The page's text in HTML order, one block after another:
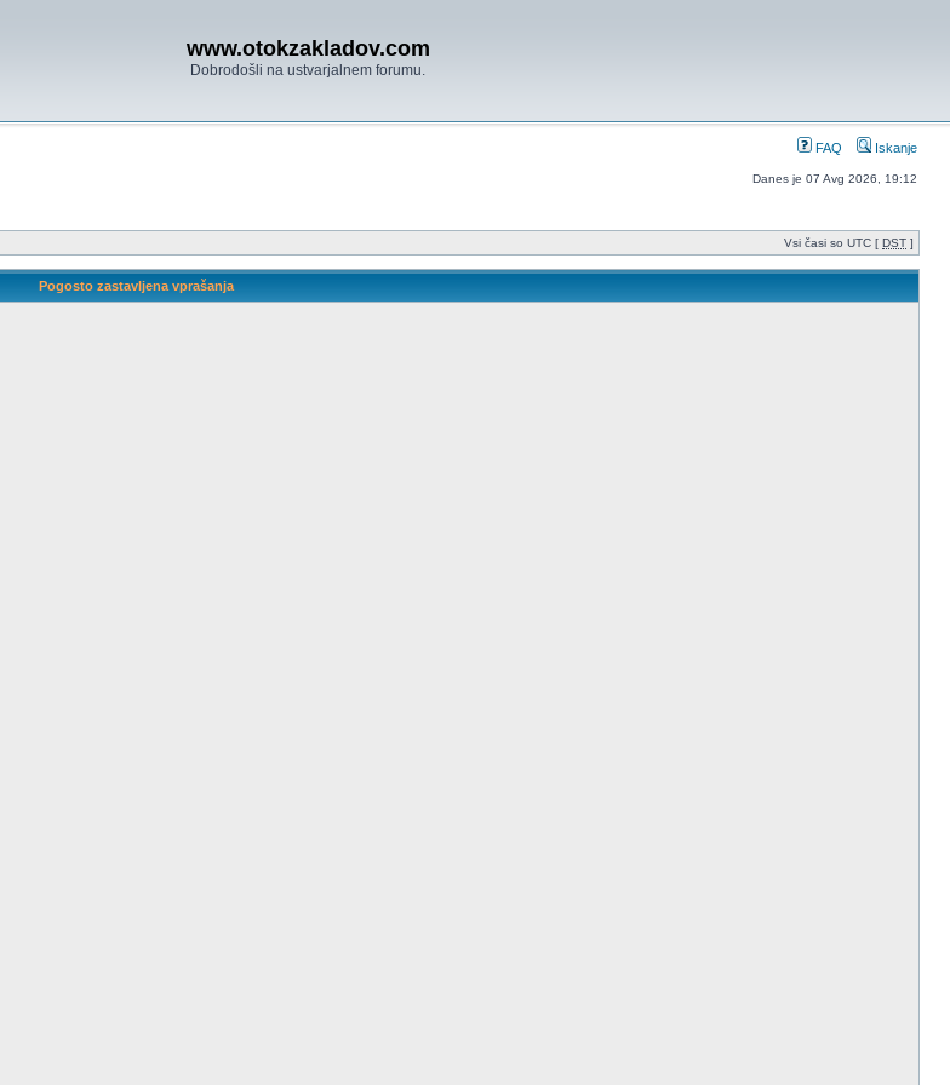
www.otokzakladov.com
Dobrodošli na ustvarjalnem forumu.
FAQ Iskanje
Danes je 07 Avg 2026, 19:12
Vsi časi so UTC [ DST ]
Pogosto zastavljena vprašanja